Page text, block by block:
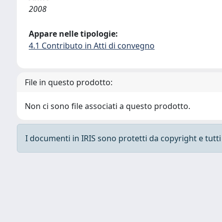
2008
Appare nelle tipologie:
4.1 Contributo in Atti di convegno
File in questo prodotto:
Non ci sono file associati a questo prodotto.
I documenti in IRIS sono protetti da copyright e